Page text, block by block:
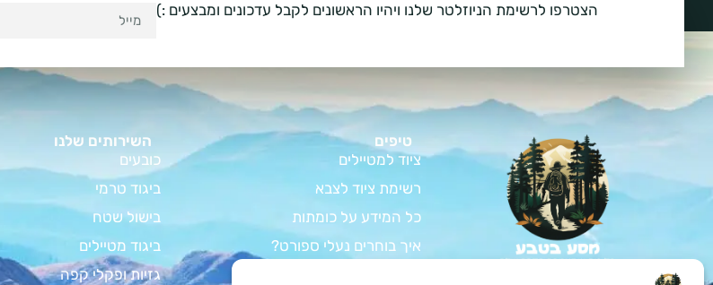
הצטרפו לרשימת הניוזלטר שלנו ויהיו הראשונים לקבל עדכונים ומבצעים :)
טיפים
ציוד למטיילים
רשימת ציוד לצבא
כל המידע על כומתות
איך בוחרים נעלי ספורט?
השירותים שלנו
כובעים
ביגוד טרמי
בישול שטח
ביגוד מטיילים
גזיות ופקלי קפה